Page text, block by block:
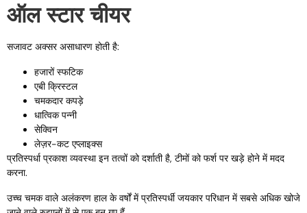
ऑल स्टार चीयर
सजावट अक्सर असाधारण होती है:
हजारों स्फटिक
एबी क्रिस्टल
चमकदार कपड़े
धात्विक पन्नी
सेक्विन
लेज़र-कट एप्लाइक्स
प्रतिस्पर्धा प्रकाश व्यवस्था इन तत्वों को दर्शाती है, टीमों को फर्श पर खड़े होने में मदद
करना.
उच्च चमक वाले अलंकरण हाल के वर्षों में प्रतिस्पर्धी जयकार परिधान में सबसे अधिक खोजे